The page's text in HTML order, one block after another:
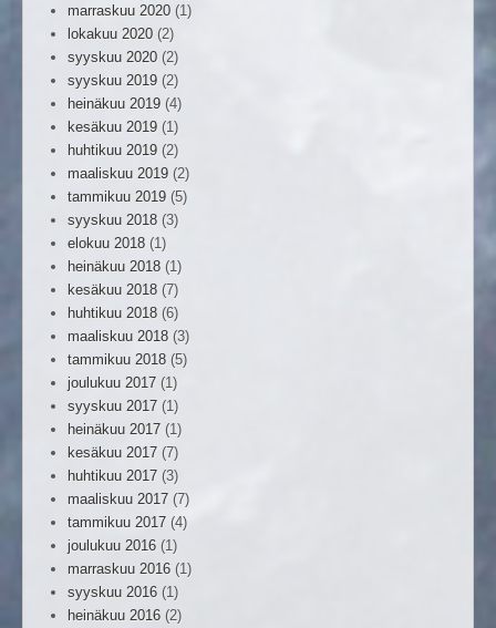
marraskuu 2020 (1)
lokakuu 2020 (2)
syyskuu 2020 (2)
syyskuu 2019 (2)
heinäkuu 2019 (4)
kesäkuu 2019 (1)
huhtikuu 2019 (2)
maaliskuu 2019 (2)
tammikuu 2019 (5)
syyskuu 2018 (3)
elokuu 2018 (1)
heinäkuu 2018 (1)
kesäkuu 2018 (7)
huhtikuu 2018 (6)
maaliskuu 2018 (3)
tammikuu 2018 (5)
joulukuu 2017 (1)
syyskuu 2017 (1)
heinäkuu 2017 (1)
kesäkuu 2017 (7)
huhtikuu 2017 (3)
maaliskuu 2017 (7)
tammikuu 2017 (4)
joulukuu 2016 (1)
marraskuu 2016 (1)
syyskuu 2016 (1)
heinäkuu 2016 (2)